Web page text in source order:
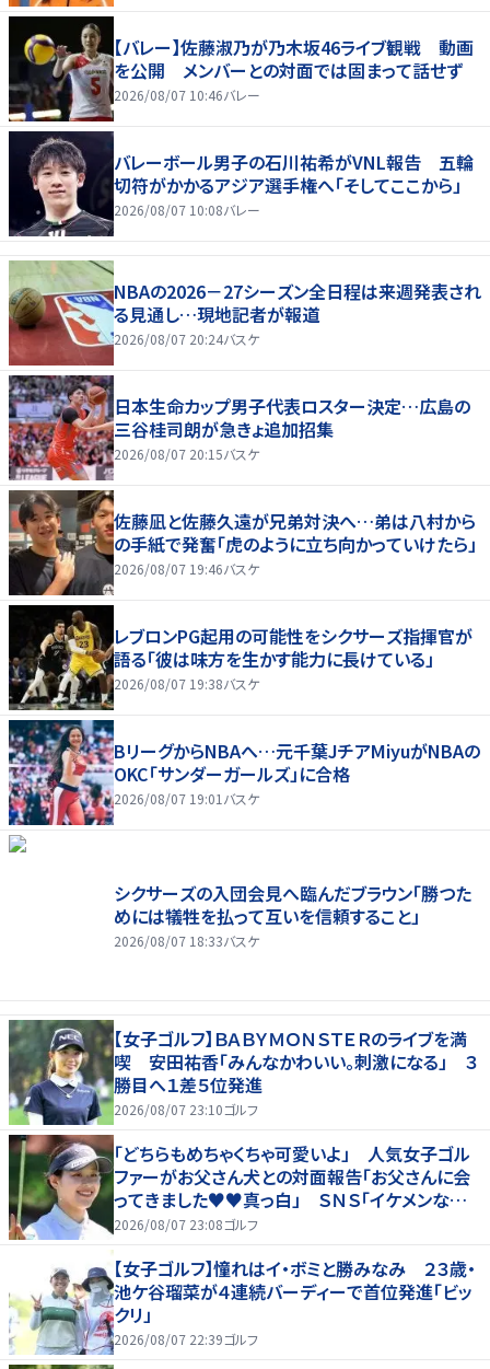
【バレー】佐藤淑乃が乃木坂46ライブ観戦 動画
を公開 メンバーとの対面では固まって話せず
2026/08/07 10:46バレー
バレーボール男子の石川祐希がVNL報告 五輪
切符がかかるアジア選手権へ「そしてここから」
2026/08/07 10:08バレー
NBAの2026－27シーズン全日程は来週発表され
る見通し…現地記者が報道
2026/08/07 20:24バスケ
日本生命カップ男子代表ロスター決定…広島の
三谷桂司朗が急きょ追加招集
2026/08/07 20:15バスケ
佐藤凪と佐藤久遠が兄弟対決へ…弟は八村から
の手紙で発奮「虎のように立ち向かっていけたら」
2026/08/07 19:46バスケ
レブロンPG起用の可能性をシクサーズ指揮官が
語る「彼は味方を生かす能力に長けている」
2026/08/07 19:38バスケ
BリーグからNBAへ…元千葉JチアMiyuがNBAの
OKC「サンダーガールズ」に合格
2026/08/07 19:01 バスケ
シクサーズの入団会見へ臨んだブラウン「勝つた
めには犠牲を払って互いを信頼すること」
2026/08/07 18:33バスケ
【女子ゴルフ】ＢＡＢＹＭＯＮＳＴＥＲのライブを満
喫 安田祐香「みんなかわいい。刺激になる」 ３
勝目へ１差５位発進
2026/08/07 23:10ゴルフ
「どちらもめちゃくちゃ可愛いよ」 人気女子ゴル
ファーがお父さん犬との対面報告「お父さんに会
ってきました♥♥真っ白」 ＳＮＳ「イケメンなお
父さん」「白戸家入りするんですか？」
2026/08/07 23:08ゴルフ
【女子ゴルフ】憧れはイ・ボミと勝みなみ ２３歳・
池ケ谷瑠菜が４連続バーディーで首位発進「ビッ
クリ」
2026/08/07 22:39ゴルフ